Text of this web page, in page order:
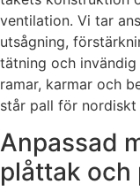
ventilation. Vi tar
utsågning,
tätning och
ramar, karmar och
står pall för nordiskt
Anpassad
plåttak och